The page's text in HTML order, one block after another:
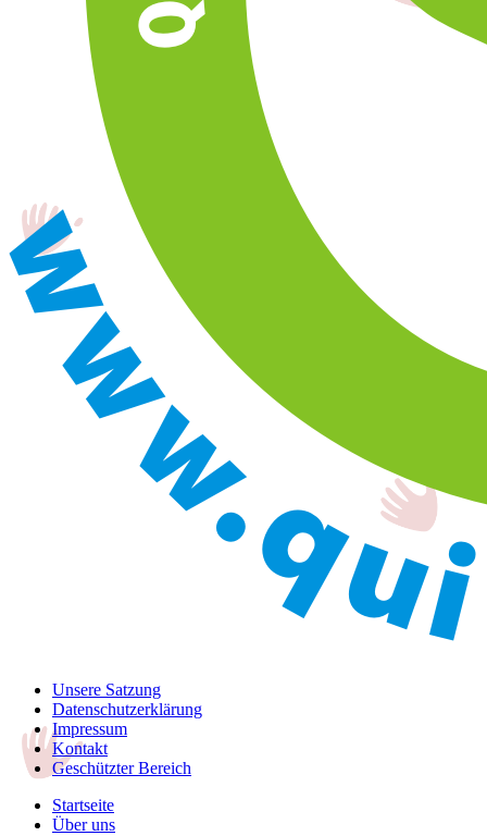
Unsere Satzung
Datenschutzerklärung
Impressum
Kontakt
Geschützter Bereich
Startseite
Über uns